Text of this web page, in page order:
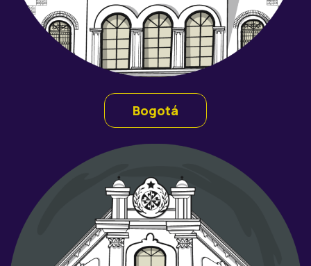
Bogotá